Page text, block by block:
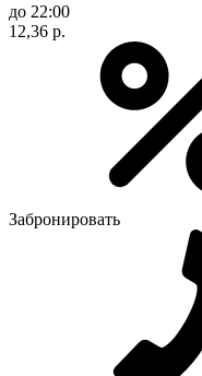
до 22:00
12,36 р.
Забронировать